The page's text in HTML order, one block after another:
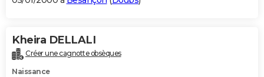
Kheira DELLALI
Créer une cagnotte obsèques
Naissance